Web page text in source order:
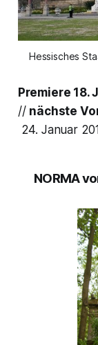
Hessisches
Premiere 18.
// nächste
24. Januar
NORMA